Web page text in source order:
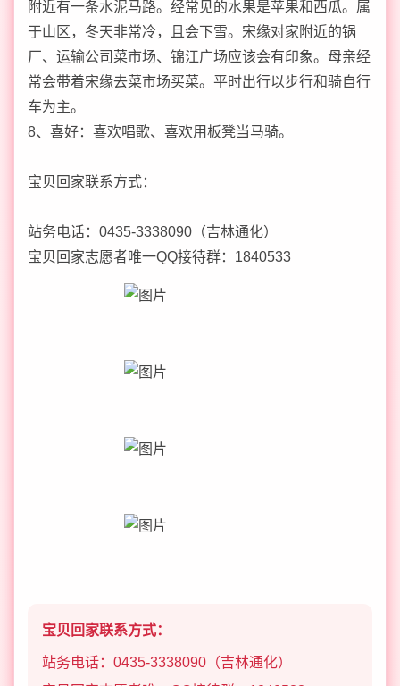
附近有一条水泥马路。经常见的水果是苹果和西瓜。属
于山区，冬天非常冷，且会下雪。宋缘对家附近的锅
厂、运输公司菜市场、锦江广场应该会有印象。母亲经
常会带着宋缘去菜市场买菜。平时出行以步行和骑自行
车为主。
8、喜好：喜欢唱歌、喜欢用板凳当马骑。
宝贝回家联系方式：
站务电话：0435-3338090（吉林通化）
宝贝回家志愿者唯一QQ接待群：1840533
宝贝回家联系方式：
站务电话：0435-3338090（吉林通化）